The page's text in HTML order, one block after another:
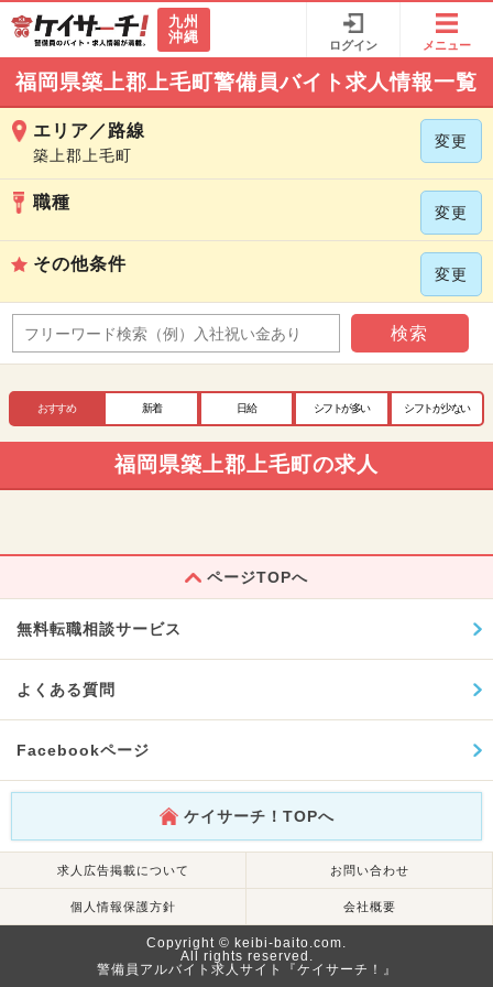
九州
沖縄
ログイン メニュー
福岡県築上郡上毛町警備員バイト求人情報一覧
エリア／路線
築上郡上毛町
変更
職種
変更
その他条件
変更
検索
おすすめ 新着 日給 シフトが多い シフトが少ない
福岡県築上郡上毛町の求人
ページTOPへ
無料転職相談サービス
よくある質問
Facebookページ
ケイサーチ！TOPへ
求人広告掲載について お問い合わせ
個人情報保護方針 会社概要
Copyright © keibi-baito.com.
All rights reserved.
警備員アルバイト求人サイト『ケイサーチ！』